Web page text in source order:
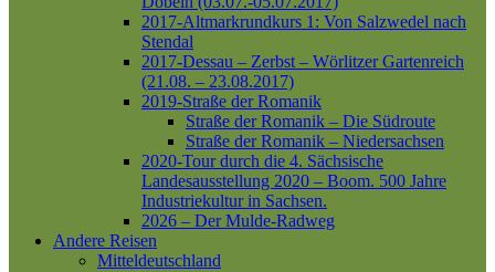
2017-Altmarkrundkurs 1: Von Salzwedel nach
Stendal
2017-Dessau – Zerbst – Wörlitzer Gartenreich
(21.08. – 23.08.2017)
2019-Straße der Romanik
Straße der Romanik – Die Südroute
Straße der Romanik – Niedersachsen
2020-Tour durch die 4. Sächsische
Landesausstellung 2020 – Boom. 500 Jahre
Industriekultur in Sachsen.
2026 – Der Mulde-Radweg
Andere Reisen
Mitteldeutschland